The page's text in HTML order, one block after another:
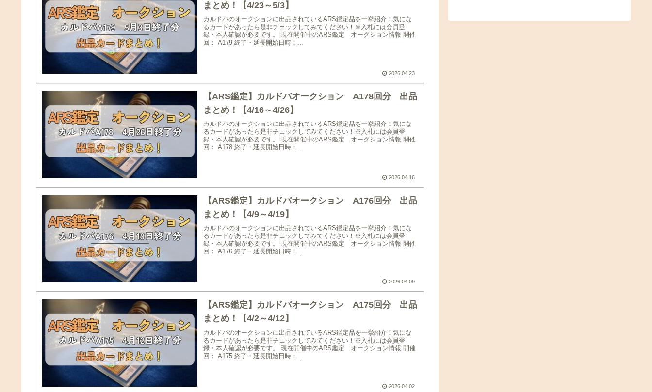
まとめ！【4/23～5/3】
カルドバのオークションに出品されているARS鑑定品を一挙紹介！気にな
るカードがあったら是非チェックしてみてください！※入札には会員登
録・本人確認が必要です。 現在開催中のARS鑑定 オークション情報 開催
回： A179 終了・延長開始日時：...
2026.04.23
【ARS鑑定】カルドバオークション A178回分 出品
まとめ！【4/16～4/26】
カルドバのオークションに出品されているARS鑑定品を一挙紹介！気にな
るカードがあったら是非チェックしてみてください！※入札には会員登
録・本人確認が必要です。 現在開催中のARS鑑定 オークション情報 開催
回： A178 終了・延長開始日時：...
2026.04.16
【ARS鑑定】カルドバオークション A176回分 出品
まとめ！【4/9～4/19】
カルドバのオークションに出品されているARS鑑定品を一挙紹介！気にな
るカードがあったら是非チェックしてみてください！※入札には会員登
録・本人確認が必要です。 現在開催中のARS鑑定 オークション情報 開催
回： A176 終了・延長開始日時：...
2026.04.09
【ARS鑑定】カルドバオークション A175回分 出品
まとめ！【4/2～4/12】
カルドバのオークションに出品されているARS鑑定品を一挙紹介！気にな
るカードがあったら是非チェックしてみてください！※入札には会員登
録・本人確認が必要です。 現在開催中のARS鑑定 オークション情報 開催
回： A175 終了・延長開始日時：...
2026.04.02